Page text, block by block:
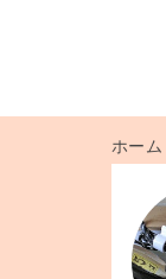
ホーム